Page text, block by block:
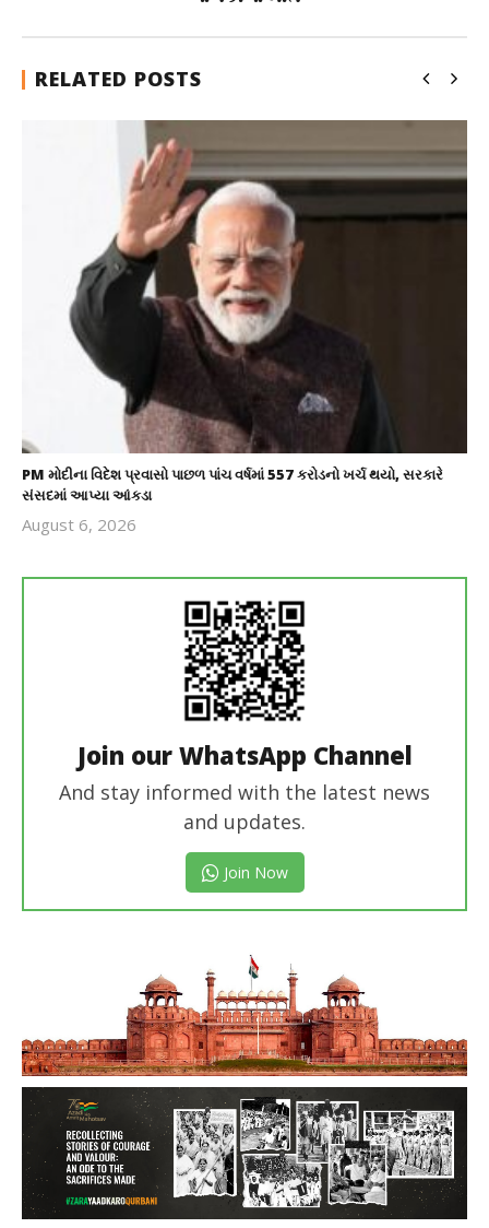
RELATED POSTS
PM મોદીના વિદેશ પ્રવાસો પાછળ પાંચ વર્ષમાં 557 કરોડનો ખર્ચ થયો, સરકારે
સંસદમાં આપ્યા આંકડા
August 6, 2026
Join our WhatsApp Channel
And stay informed with the latest news
and updates.
Join Now